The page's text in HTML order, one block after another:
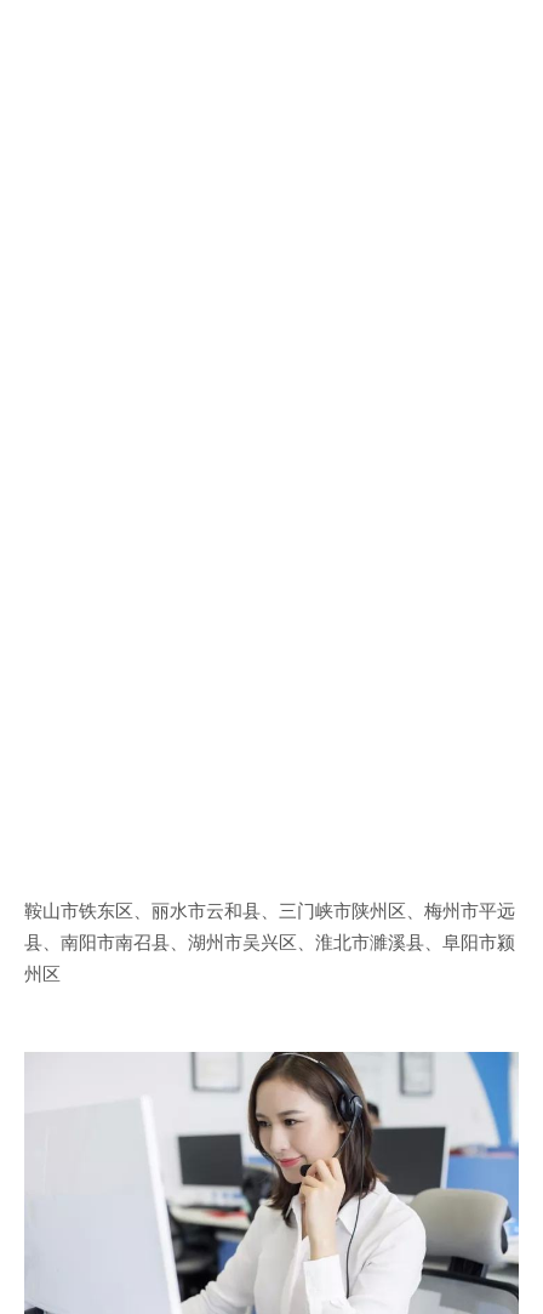
鞍山市铁东区、丽水市云和县、三门峡市陕州区、梅州市平远
县、南阳市南召县、湖州市吴兴区、淮北市濉溪县、阜阳市颍
州区